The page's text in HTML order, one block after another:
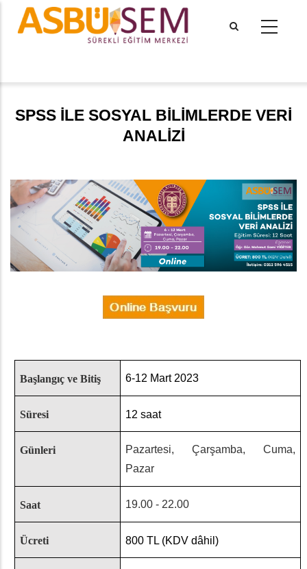
içeriğe
SPSS İLE SOSYAL BİLİMLERDE VERİ
ANALİZİ
Başlangıç ve Bitiş 6-12 Mart 2023
Süresi 12 saat
Günleri
Pazartesi, Çarşamba, Cuma,
Pazar
Saat 19.00 - 22.00
Ücreti 800 TL (KDV dâhil)